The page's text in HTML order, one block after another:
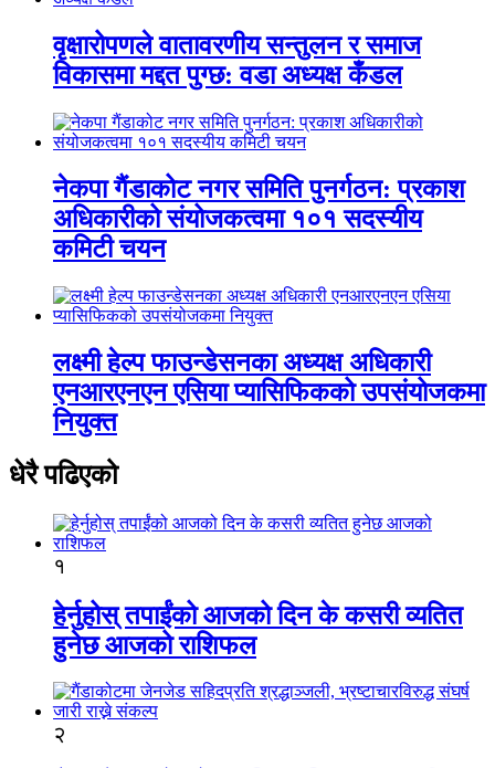
वृक्षारोपणले वातावरणीय सन्तुलन र समाज
विकासमा मद्दत पुग्छ: वडा अध्यक्ष कँडल
नेकपा गैंडाकोट नगर समिति पुनर्गठन: प्रकाश
अधिकारीको संयोजकत्वमा १०१ सदस्यीय
कमिटी चयन
लक्ष्मी हेल्प फाउन्डेसनका अध्यक्ष अधिकारी
एनआरएनएन एसिया प्यासिफिकको उपसंयोजकमा
नियुक्त
धेरै पढिएको
१
हेर्नुहोस् तपाईंको आजको दिन के कसरी व्यतित
हुनेछ आजको राशिफल
२